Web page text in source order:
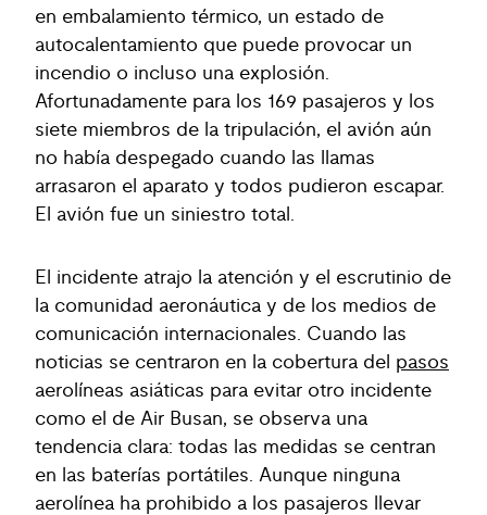
en embalamiento térmico, un estado de
autocalentamiento que puede provocar un
incendio o incluso una explosión.
Afortunadamente para los 169 pasajeros y los
siete miembros de la tripulación, el avión aún
no había despegado cuando las llamas
arrasaron el aparato y todos pudieron escapar.
El avión fue un siniestro total.
El incidente atrajo la atención y el escrutinio de
la comunidad aeronáutica y de los medios de
comunicación internacionales. Cuando las
noticias se centraron en la cobertura del pasos
aerolíneas asiáticas para evitar otro incidente
como el de Air Busan, se observa una
tendencia clara: todas las medidas se centran
en las baterías portátiles. Aunque ninguna
aerolínea ha prohibido a los pasajeros llevar